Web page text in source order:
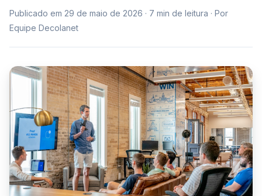
Publicado em 29 de maio de 2026 · 7 min de leitura · Por
Equipe Decolanet